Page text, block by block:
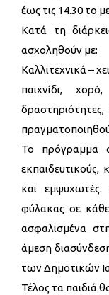
έως τις 14.30 το
Κατά τη
ασχοληθούν με:
Καλλιτεχνικά –
παιχνίδι,
Το πρόγραμμα
εκπαιδευτικούς,
και
φύλακας σε
ασφαλισμένα
άμεση
των Δημοτικών
Τέλος τα παιδιά